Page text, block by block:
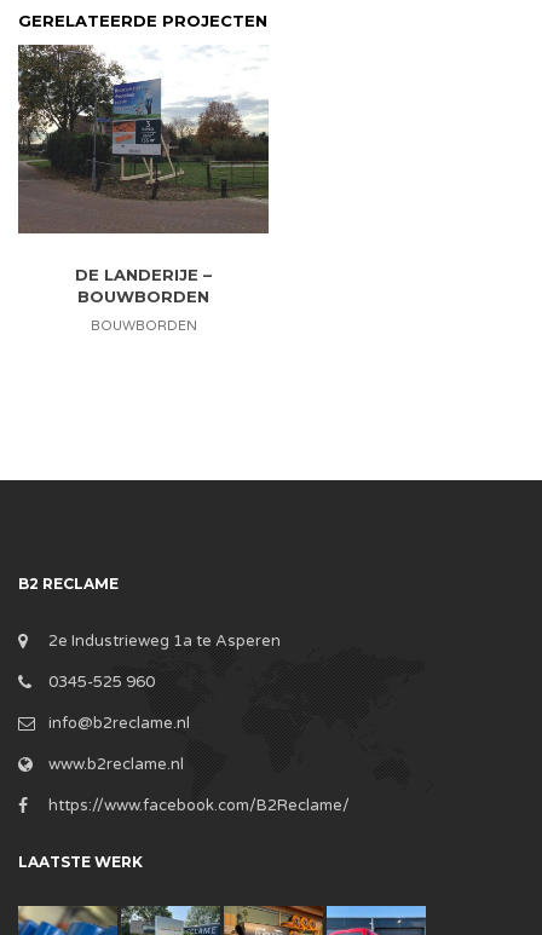
GERELATEERDE PROJECTEN
DE LANDERIJE –
BOUWBORDEN
BOUWBORDEN
B2 RECLAME
2e Industrieweg 1a te Asperen
0345-525 960
info@b2reclame.nl
www.b2reclame.nl
https://www.facebook.com/B2Reclame/
LAATSTE WERK